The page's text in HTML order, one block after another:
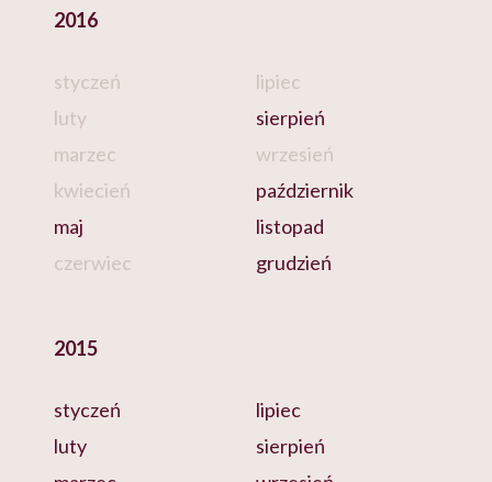
2016
styczeń
luty
marzec
kwiecień
maj
czerwiec
lipiec
sierpień
wrzesień
październik
listopad
grudzień
2015
styczeń
luty
lipiec
sierpień